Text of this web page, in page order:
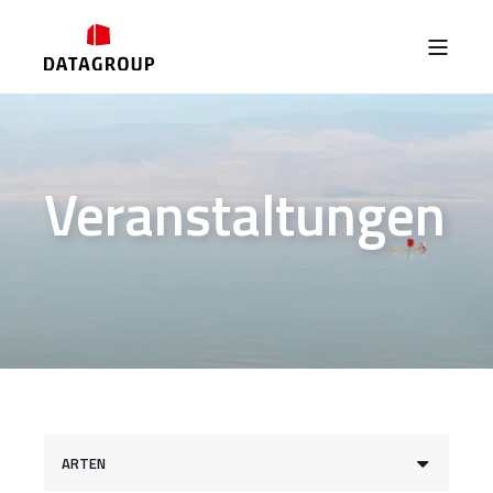
Veranstaltungen
ARTEN